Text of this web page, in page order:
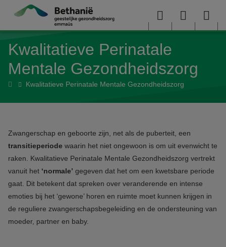
Overslaan en naar de inhoud gaan
Menu User
Kwalitatieve Perinatale
Mentale Gezondheidszorg
HomeKwalitatieve Perinatale Mentale Gezondheidszorg
Zwangerschap en geboorte zijn, net als de puberteit, een
transitieperiode waarin het niet ongewoon is om uit evenwicht te
raken. Kwalitatieve Perinatale Mentale Gezondheidszorg vertrekt
vanuit het ‘normale’ gegeven dat het om een kwetsbare periode
gaat. Dit betekent dat spreken over veranderende en intense
emoties bij het ‘gewone’ horen en ruimte moet kunnen krijgen in
de reguliere zwangerschapsbegeleiding en de ondersteuning van
moeder, partner en baby.